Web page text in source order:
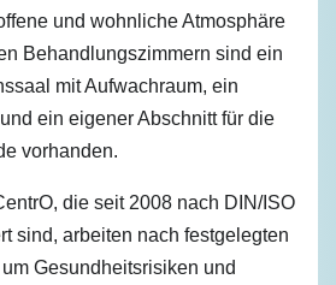
und wohnliche Atmosphäre
Behandlungszimmern sind ein
mit Aufwachraum, ein
ein eigener Abschnitt für die
vorhanden.
die seit 2008 nach DIN/ISO
sind, arbeiten nach festgelegten
Gesundheitsrisiken und